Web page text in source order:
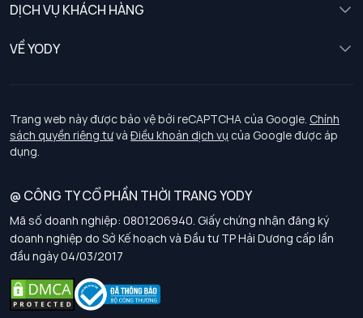
DỊCH VỤ KHÁCH HÀNG
Chính sách khách hàng thân thiết
Chính sách bảo vệ dữ liệu cá nhân
Chính sách thanh toán, giao nhận
Chính sách chất lượng và an toàn sức khoẻ nghề nghiệp
Chính sách đơn đồng phục
Hướng dẫn chọn kích thước
VỀ YODY
Tuyển dụng
Trang web này được bảo vệ bởi reCAPTCHA của Google. Chính
sách quyền riêng tưvà Điều khoản dịch vụ của Google được áp
dụng.
@ CÔNG TY CỔ PHẦN THỜI TRANG YODY
Mã số doanh nghiệp: 0801206940. Giấy chứng nhận đăng ký
doanh nghiệp do Sở Kế hoạch và Đầu tư TP Hải Dương cấp lần
đầu ngày 04/03/2017